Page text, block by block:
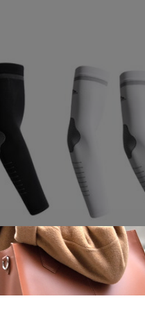
Armmouwen M2507 Zwart